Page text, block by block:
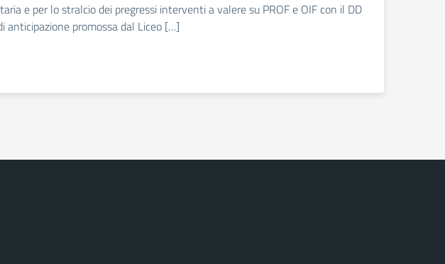
e per lo stralcio dei pregressi interventi a valere su PROF e OIF con il DD
promossa dal Liceo […]